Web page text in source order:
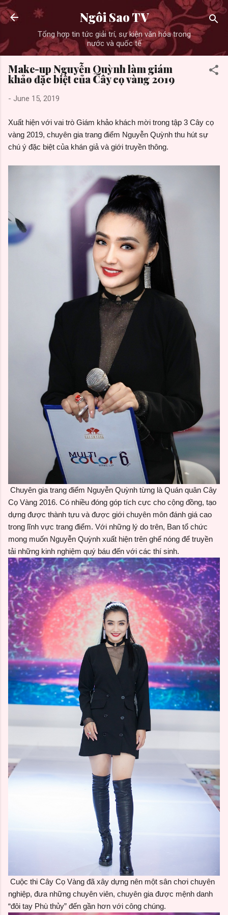
Skip to main content
Ngôi Sao TV
Tổng hợp tin tức giải trí, sự kiện văn hóa trong
nước và quốc tế
Make-up Nguyễn Quỳnh làm giám
khảo đặc biệt của Cây cọ vàng 2019
- June 15, 2019
Xuất hiện với vai trò Giám khảo khách mời trong tập 3 Cây cọ
vàng 2019, chuyên gia trang điểm Nguyễn Quỳnh thu hút sự
chú ý đặc biệt của khán giả và giới truyền thông.
Chuyên gia trang điểm Nguyễn Quỳnh từng là Quán quân Cây
Cọ Vàng 2016. Có nhiều đóng góp tích cực cho cộng đồng, tạo
dựng được thành tựu và được giới chuyên môn đánh giá cao
trong lĩnh vực trang điểm. Với những lý do trên, Ban tổ chức
mong muốn Nguyễn Quỳnh xuất hiện trên ghế nóng để truyền
tải những kinh nghiệm quý báu đến với các thí sinh.
Cuộc thi Cây Cọ Vàng đã xây dựng nên một sân chơi chuyên
nghiệp, đưa những chuyên viên, chuyên gia được mệnh danh
“đôi tay Phù thủy” đến gần hơn với công chúng.